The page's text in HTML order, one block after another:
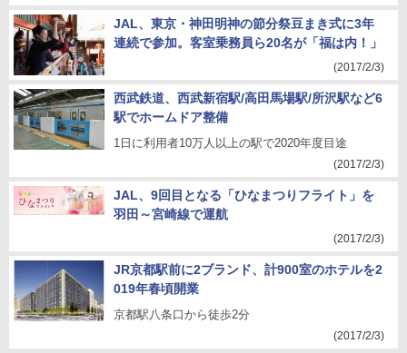
JAL、東京・神田明神の節分祭豆まき式に3年
連続で参加。客室乗務員ら20名が「福は内！」
(2017/2/3)
西武鉄道、西武新宿駅/高田馬場駅/所沢駅など6
駅でホームドア整備
1日に利用者10万人以上の駅で2020年度目途
(2017/2/3)
JAL、9回目となる「ひなまつりフライト」を
羽田～宮崎線で運航
(2017/2/3)
JR京都駅前に2ブランド、計900室のホテルを2
019年春頃開業
京都駅八条口から徒歩2分
(2017/2/3)